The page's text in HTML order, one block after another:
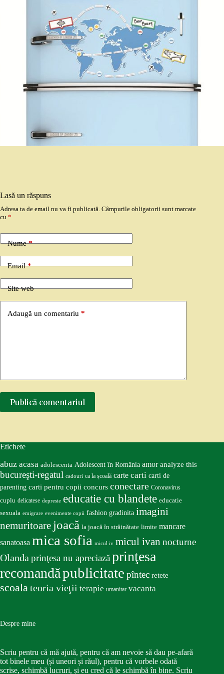
Lasă un răspuns
Adresa ta de email nu va fi publicată. Câmpurile obligatorii sunt marcate
cu *
Nume*
Email*
Site web
Adaugă un comentariu *
Publică comentariul
Etichete
abuz acasa adolescenta Adolescent în România amor analyze this
bucureşti-regatul cadouri ca la școală carte carti carti de
parenting carti pentru copii concurs conectare Coronavirus
cuplu delicatese depresie educatie cu blandete educatie
sexuala emigrare evenimente copii fashion gradinita imagini
nemuritoare joacă la joacă în străinătate limite mancare
sanatoasa mica sofia micul iv micul ivan nocturne
Olandaprinţesa nu apreciazăprinţesa
recomandăpublicitate pîntec retete
scoalateoria vieţii terapie umanitar vacanta
Despre mine
Scriu pentru că mă ajută, pentru că am nevoie să dau pe-afară
tot binele meu (și uneori și răul), pentru că vorbele odată
scrise, schimbă lucruri, și eu cred că le schimbă în bine. Scriu